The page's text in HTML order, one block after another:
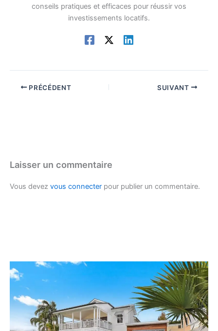
conseils pratiques et efficaces pour réussir vos
investissements locatifs.
PRÉCÉDENT SUIVANT
Laisser un commentaire
Vous devez vous connecter pour publier un commentaire.